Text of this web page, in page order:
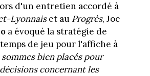
d'un entretien accordé à
Lyonnaiset au Progrès, Joe
a évoqué la stratégie de
de jeu pour l'affiche à
bien placés pour
concernant les